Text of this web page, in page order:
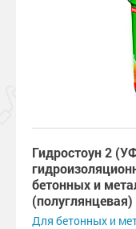
Гидростоун 2
бетонных и
(полуглянцевая)
Для бетонных и